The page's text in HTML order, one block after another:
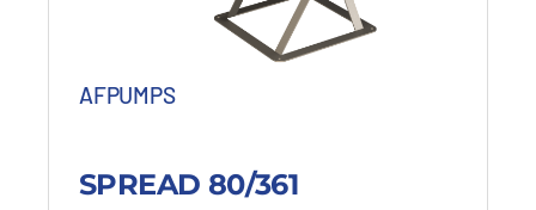
2.157,46 €.
AFPUMPS
SPREAD 80/361